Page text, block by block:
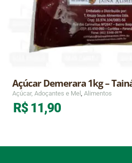
Açúcar Demerara 1kg –
Açúcar, Adoçantes e Mel Alimentos
R$ 11,90